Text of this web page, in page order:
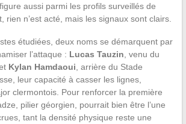
aussi parmi les profils surveillés de
rien n’est acté, mais les signaux sont clairs.
étudiées, deux noms se démarquent par
l’attaque : Lucas Tauzin , venu du
Kylan Hamdaoui , arrière du Stade
leur capacité à casser les lignes,
clermontois. Pour renforcer la première
pilier géorgien, pourrait bien être l’une
tant la densité physique reste une